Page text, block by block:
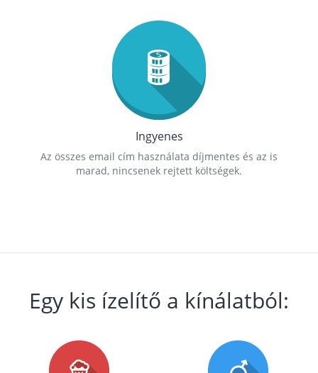
Ingyenes
Az összes email cím használata díjmentes és az is
marad, nincsenek rejtett költségek.
Egy kis ízelítő a kínálatból: